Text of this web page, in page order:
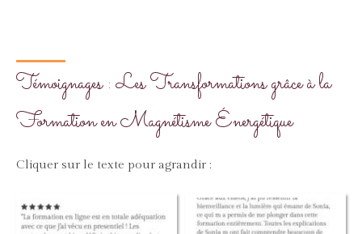
Témoignages : Les Transformations grâce à la
Formation en Magnétisme Énergétique
Cliquer sur le texte pour agrandir :